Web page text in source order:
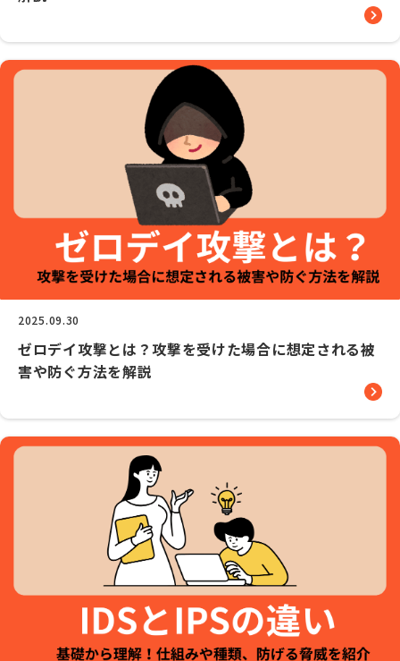
2025.09.30
ゼロデイ攻撃とは？攻撃を受けた場合に想定される被
害や防ぐ方法を解説